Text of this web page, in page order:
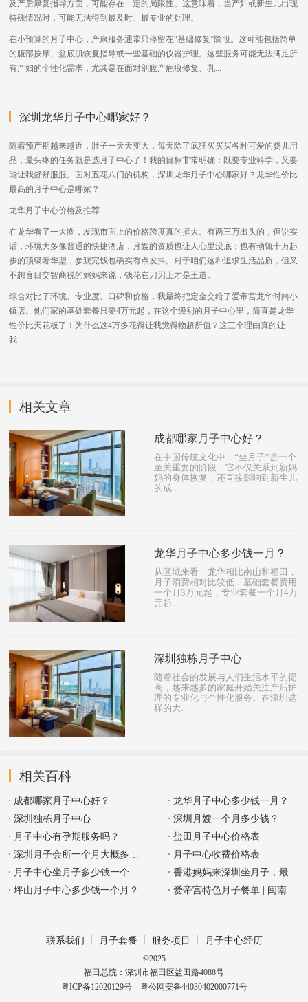
及产后康复指导方面，可能存在一定的局限性。这意味着，当产妇或新生儿出现
特殊情况时，可能无法得到最及时、最专业的处理。
在小预算的月子中心，产康服务通常只停留在“基础修复”阶段。这可能包括简单
的腹部按摩、盆底肌恢复指导或一些基础的仪器护理。这些服务可能无法满足所
有产妇的个性化需求，尤其是在面对剖腹产疤痕修复、乳...
深圳龙华月子中心哪家好？
随着预产期越来越近，肚子一天天变大，每天除了疯狂买买买各种可爱的婴儿用
品，最头疼的任务就是选月子中心了！我的目标非常明确：既要专业科学，又要
能让我舒舒服服。面对五花八门的机构，深圳龙华月子中心哪家好？龙华性价比
最高的月子中心是哪家？
龙华月子中心价格及推荐
在龙华看了一大圈，发现市面上的价格跨度真的挺大。有两三万出头的，但说实
话，环境大多像普通的快捷酒店，月嫂的资质也让人心里没底；也有动辄十万起
步的顶级奢华型，参观完钱包确实有点发抖。对于咱们这种追求生活品质，但又
不想盲目交智商税的妈妈来说，钱花在刀刃上才是王道。
综合对比了环境、专业度、口碑和价格，我最终把定金交给了爱帝宫龙华时尚小
镇店。他们家的基础套餐只要4万元起，在这个级别的月子中心里，简直是龙华
性价比天花板了！为什么这4万多花得让我觉得物超所值？这三个理由真的让
我...
相关文章
成都哪家月子中心好？
在中国传统文化中，“坐月子”是一个
至关重要的阶段，它不仅关系到新妈
妈的身体恢复，还直接影响到新生儿
的成...
龙华月子中心多少钱一月？
从区域来看，龙华相比南山和福田，
月子消费相对比较低，基础套餐费用
一个月3万元起，专业套餐一个月4万
元起...
深圳独栋月子中心
随着社会的发展与人们生活水平的提
高，越来越多的家庭开始关注产后护
理的专业化与个性化服务。在深圳这
样的大...
相关百科
成都哪家月子中心好？
龙华月子中心多少钱一月？
深圳独栋月子中心
深圳月嫂一个月多少钱？
月子中心有孕期服务吗？
盐田月子中心价格表
深圳月子会所一个月大概多少钱？
月子中心收费价格表
月子中心坐月子多少钱一个月？
香港妈妈来深圳坐月子，最关心这10个
坪山月子中心多少钱一个月？
爱帝宫特色月子餐单 | 闽南风味篇
联系我们 月子套餐 服务项目 月子中心经历
©2025
福田总院：深圳市福田区益田路4088号
粤ICP备12020129号 粤公网安备44030402000771号